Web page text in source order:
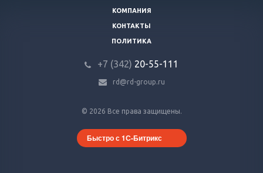
© 2026 Все права защищены.
Быстро с 1С-Битрикс
КОМПАНИЯ
КОНТАКТЫ
ПОЛИТИКА
+7 (342) 20-55-111
rd@rd-group.ru